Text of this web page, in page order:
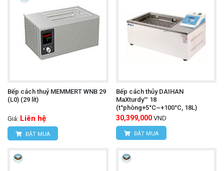
Bếp cách thuỷ MEMMERT WNB 29
(L0) (29 lít)
Giá: Liên hệ
ĐẶT MUA
Bếp cách thủy DAIHAN
MaXturdy™ 18
(t°phòng+5°C~+100°C, 18L)
30,399,000 VND
ĐẶT MUA